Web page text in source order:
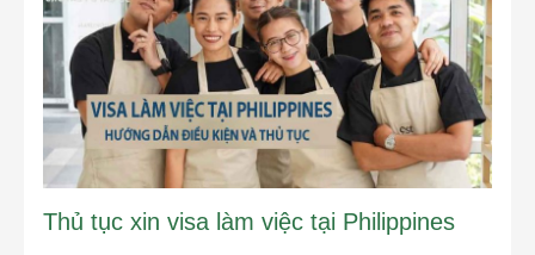
Thủ tục xin visa làm việc tại Philippines